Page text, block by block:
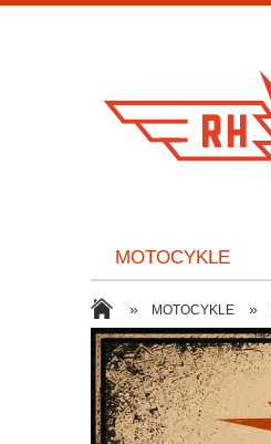
MOTOCYKLE
» MOTOCYKLE »